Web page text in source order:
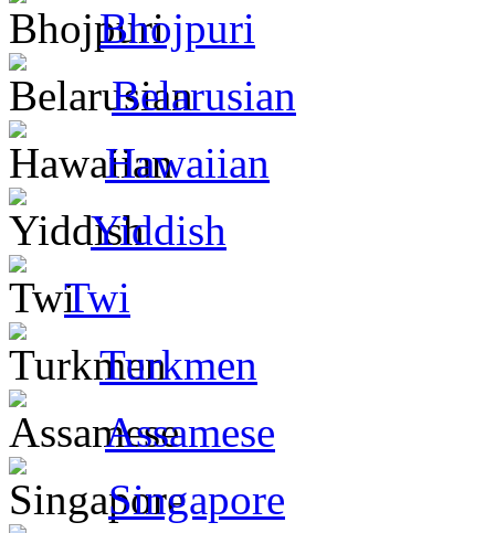
Bhojpuri
Belarusian
Hawaiian
Yiddish
Twi
Turkmen
Assamese
Singapore